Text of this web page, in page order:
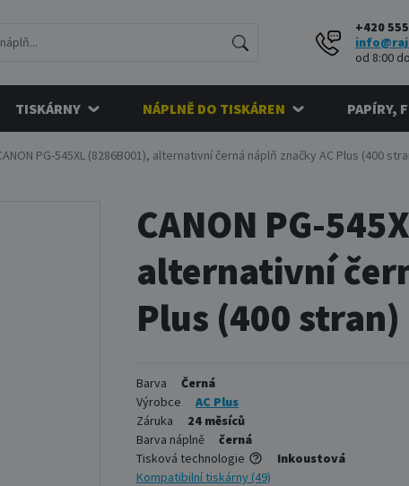
+420
od 8:00
TISKÁRNY NÁPLNĚ DO TISKÁREN PAPÍRY,
PG-545XL (8286B001), alternativní černá náplň značky AC Plus (400
CANON PG-
alternativní
Plus (400 stran)
Barva
Černá
Výrobce
AC Plus
Záruka
24 měsíců
Barva náplně
černá
Tisková technologie
Inkoustová
Kompatibilní tiskárny (49)